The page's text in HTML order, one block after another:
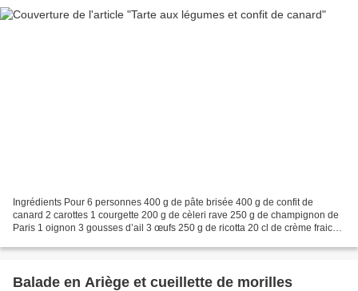
Ingrédients Pour 6 personnes 400 g de pâte brisée 400 g de confit de
canard 2 carottes 1 courgette 200 g de cèleri rave 250 g de champignon de
Paris 1 oignon 3 gousses d’ail 3 œufs 250 g de ricotta 20 cl de crème fraiche
Balade en Ariège et cueillette de morilles